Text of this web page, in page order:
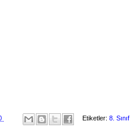
Etiketler: 8. Sınıf